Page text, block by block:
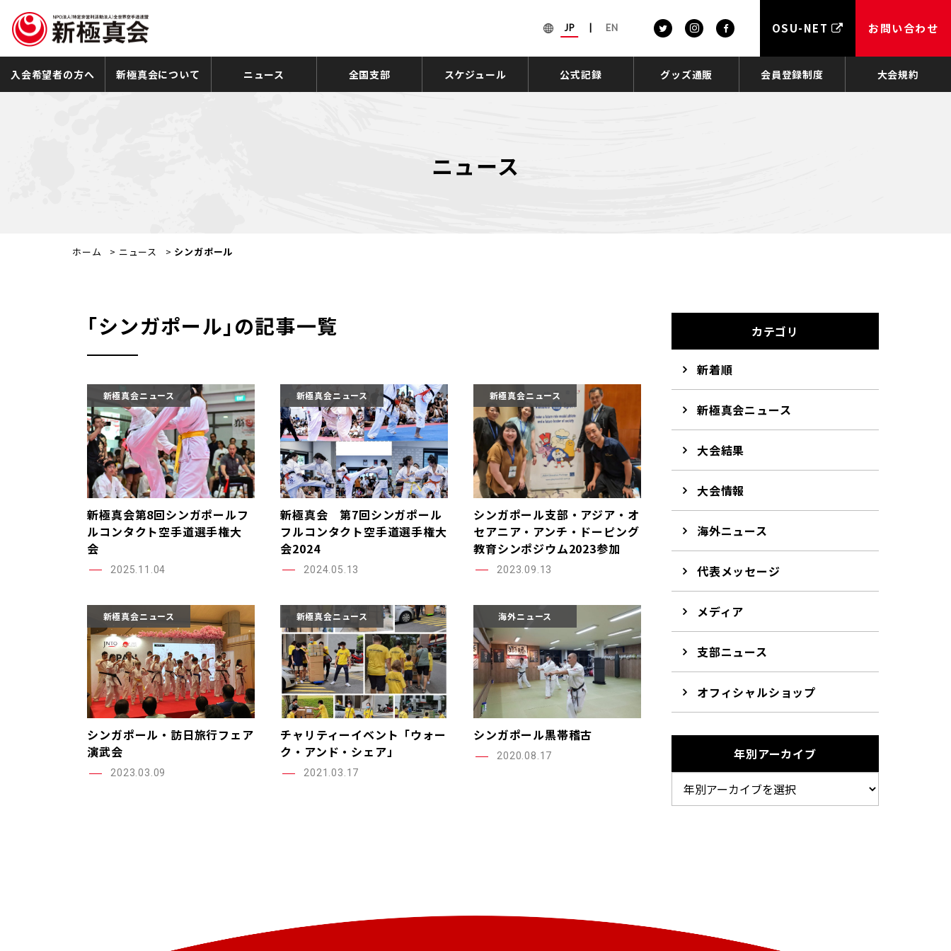
JP EN OSU-NET お問い合わせ
入会希望者の方へ 新極真会について ニュース 全国支部 スケジュール 公式記録 グッズ通販 会員登録制度 大会規約
ニュース
ホーム > ニュース > シンガポール
｢シンガポール｣の記事一覧
新極真会ニュース
新極真会第8回シンガポールフ
ルコンタクト空手道選手権大
会
2025.11.04
新極真会ニュース
新極真会 第7回シンガポール
フルコンタクト空手道選手権大
会2024
2024.05.13
新極真会ニュース
シンガポール支部・アジア・オ
セアニア・アンチ・ドーピング
教育シンポジウム2023参加
2023.09.13
新極真会ニュース
シンガポール・訪日旅行フェア
演武会
2023.03.09
新極真会ニュース
チャリティーイベント「ウォー
ク・アンド・シェア」
2021.03.17
海外ニュース
シンガポール黒帯稽古
2020.08.17
カテゴリ
新着順
新極真会ニュース
大会結果
大会情報
海外ニュース
代表メッセージ
メディア
支部ニュース
オフィシャルショップ
年別アーカイブ